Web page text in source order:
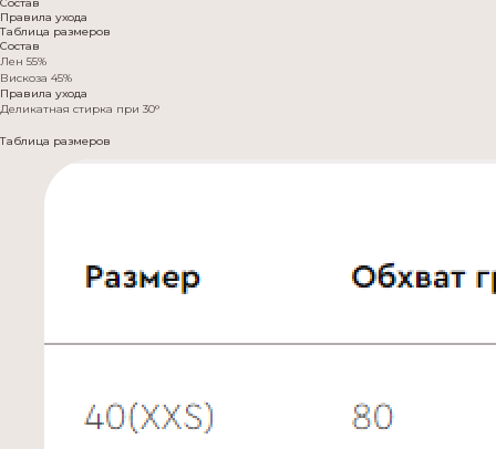
Правила ухода
Таблица размеров
Состав
Лен 55%
Вискоза 45%
Правила ухода
Деликатная стирка при 30°
Таблица размеров